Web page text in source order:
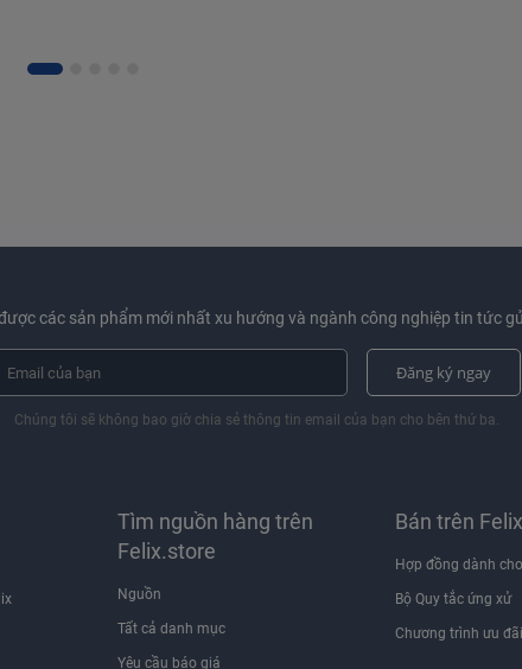
các sản phẩm mới nhất xu hướng và ngành công nghiệp tin tức
Đăng ký ngay
Chúng tôi sẽ không bao giờ chia sẻ thông tin email của bạn cho bên thứ ba.
Tìm nguồn hàng trên
Felix.store
Nguồn
Tất cả danh mục
Yêu cầu báo giá
Bán trên
Hợp đồng dành
Bộ Quy tắc ứng xử
Chương trình ưu đãi